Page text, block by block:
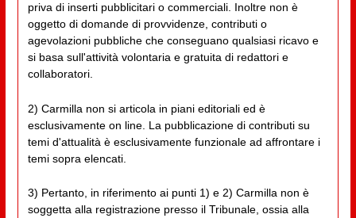
priva di inserti pubblicitari o commerciali. Inoltre non è
oggetto di domande di provvidenze, contributi o
agevolazioni pubbliche che conseguano qualsiasi ricavo e
si basa sull'attività volontaria e gratuita di redattori e
collaboratori.
2) Carmilla non si articola in piani editoriali ed è
esclusivamente on line. La pubblicazione di contributi su
temi d'attualità è esclusivamente funzionale ad affrontare i
temi sopra elencati.
3) Pertanto, in riferimento ai punti 1) e 2) Carmilla non è
soggetta alla registrazione presso il Tribunale, ossia alla